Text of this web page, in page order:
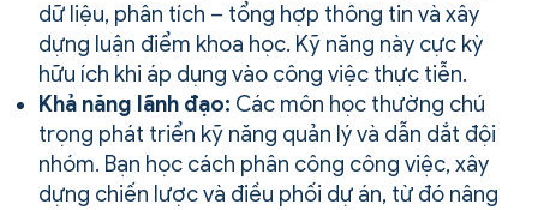
dữ liệu, phân tích – tổng hợp thông tin và xây
dựng luận điểm khoa học. Kỹ năng này cực kỳ
hữu ích khi áp dụng vào công việc thực tiễn.
Khả năng lãnh đạo: Các môn học thường chú
trọng phát triển kỹ năng quản lý và dẫn dắt đội
nhóm. Bạn học cách phân công công việc, xây
dựng chiến lược và điều phối dự án, từ đó nâng